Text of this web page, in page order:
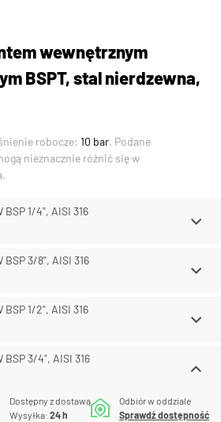
wewnętrznym
BSPT, stal nierdzewna,
robocze: 10 bar. Podane
nieznacznie różnić się w
BSP 1/4", AISI 316
BSP 3/8", AISI 316
BSP 1/2", AISI 316
BSP 3/4", AISI 316
Dostępny z dostawą
Wysyłka: 24 h
Odbiór w oddziale
Sprawdź dostępność